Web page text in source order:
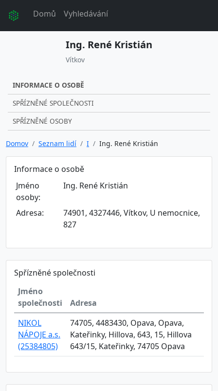
Domů Vyhledávání
Ing. René Kristián
Vítkov
INFORMACE O OSOBĚ
SPŘÍZNĚNÉ SPOLEČNOSTI
SPŘÍZNĚNÉ OSOBY
Domov Seznam lidí I Ing. René Kristián
Informace o osobě
Jméno
osoby:
Ing. René Kristián
Adresa:
74901, 4327446, Vítkov, U nemocnice,
827
Spřízněné společnosti
Jméno
společnosti
Adresa
NIKOL
NÁPOJE a.s.
(25384805)
74705, 4483430, Opava, Opava,
Kateřinky, Hillova, 643, 15, Hillova
643/15, Kateřinky, 74705 Opava